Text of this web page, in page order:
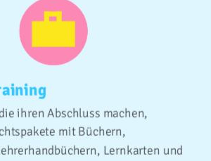
ihren Abschluss machen,
mit Büchern,
Lernkarten und